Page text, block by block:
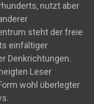
nutzt aber
steht der freie
einfältiger
Denkrichtungen.
Leser
wohl überlegter